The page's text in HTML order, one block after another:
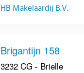
HB Makelaardij B.V.
Brigantijn 158
3232 CG - Brielle